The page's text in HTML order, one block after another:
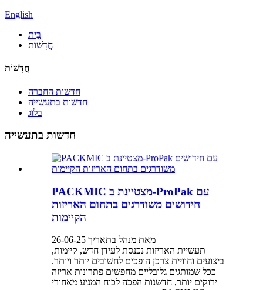
English
בַּיִת
חֲדָשׁוֹת
חֲדָשׁוֹת
חדשות החברה
חדשות בתעשייה
בלוג
חדשות בתעשייה
PACKMIC מצטיינת ב-ProPak עם
חידושים משודרגים בתחום האריזות
הקיימות
מאת מנהל בתאריך 26-06-25
תעשיית האריזות נכנסת לעידן חדש, קיימות,
ביצועים וחוויית צרכן הופכים לחשובים יותר ויותר.
ככל שמותגים גלובליים מחפשים פתרונות אריזה
ירוקים יותר, חדשנות הפכה לכוח המניע מאחורי